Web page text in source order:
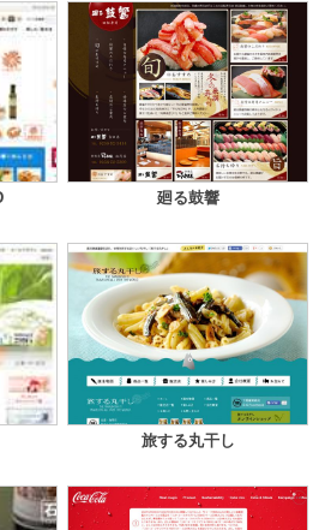
廻る鼓響
旅する丸干し